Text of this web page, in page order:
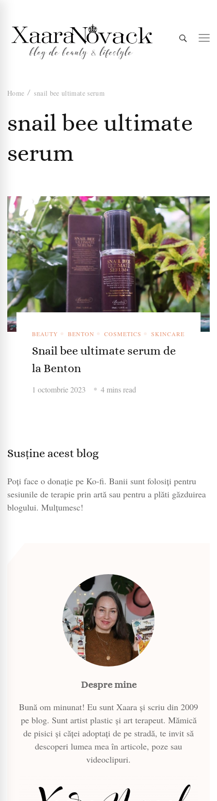
Xaara
Novack
Home snail bee ultimate serum
snail bee ultimate
serum
BEAUTY BENTON COSMETICS SKINCARE
Snail bee ultimate serum de
la Benton
1 octombrie 2023 4 mins read
Susține acest blog
Poți face o donație pe Ko-fi. Banii sunt folosiți pentru
sesiunile de terapie prin artă sau pentru a plăti găzduirea
blogului. Mulțumesc!
Despre mine
Bună om minunat! Eu sunt Xaara și scriu din 2009
pe blog. Sunt artist plastic și art terapeut. Mămică
de pisici și căței adoptați de pe stradă, te invit să
descoperi lumea mea în articole, poze sau
videoclipuri.